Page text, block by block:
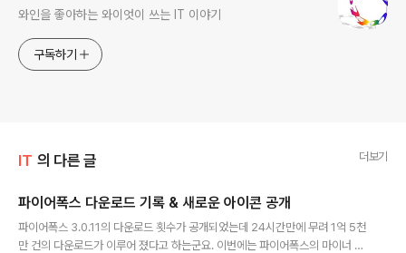
와인을 좋아하는 와이엇이 쓰는 IT 이야기
구독하기
IT 의 다른 글 더보기
파이어폭스 다운로드 기록 & 새로운 아이콘 공개
파이어폭스 3.0.11의 다운로드 횟수가 공개되었는데 24시간만에 무려 1억 5천
만 건의 다운로드가 이루어 졌다고 하는군요. 이번에는 파이어폭스의 마이너 업